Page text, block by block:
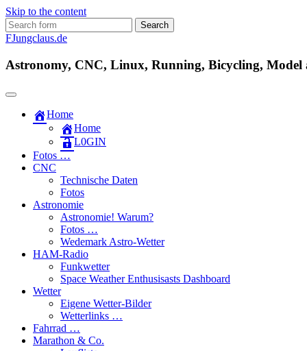
Skip to the content
Search
for:
FJungclaus.de
Astronomy, CNC, Linux, Running, Bicycling, Model
Home
Home
L​0​​GIN
Fotos …
CNC
Technische Daten
Fotos
Astronomie
Astronomie! Warum?
Fotos …
Wedemark Astro-Wetter
HAM-Radio
Funkwetter
Space Weather Enthusisasts Dashboard
Wetter
Eigene Wetter-Bilder
Wetterlinks …
Fahrrad …
Marathon & Co.